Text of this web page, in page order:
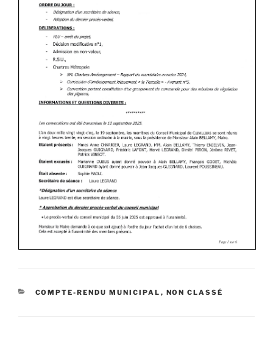
COMPTE-RENDU MUNICIPAL , NON CLASSÉ